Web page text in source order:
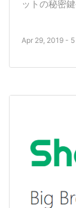
ットの秘密
Apr 29, 2019 -